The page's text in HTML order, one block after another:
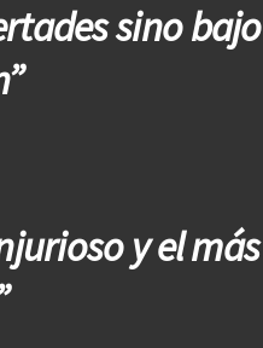
sino bajo
y el más